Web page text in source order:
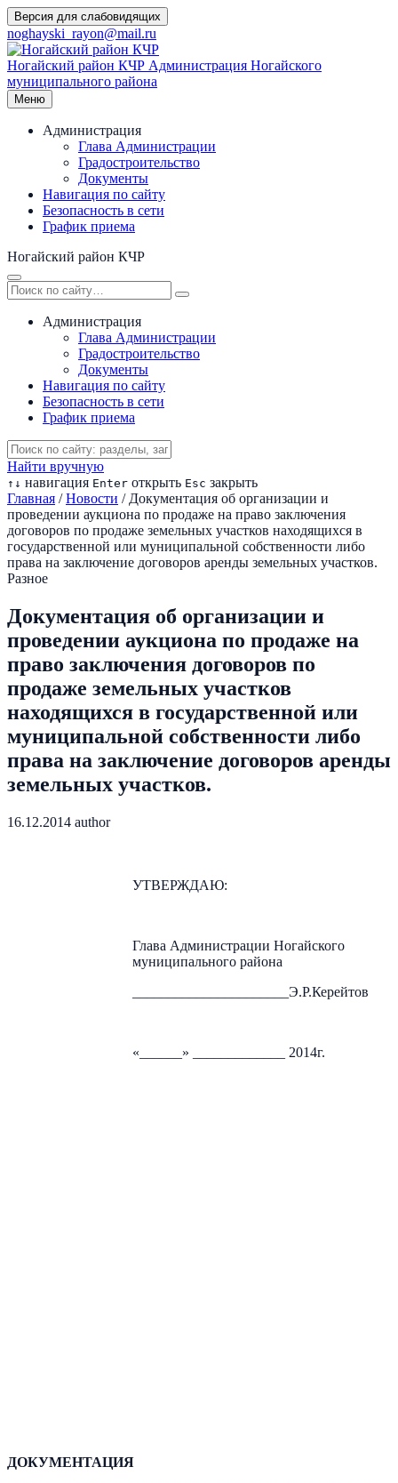
Перейти
к
содержимому
Версия для слабовидящих
noghayski_rayon@mail.ru
Ногайский район КЧР Администрация Ногайского
муниципального района
Меню
Администрация
Глава Администрации
Градостроительство
Документы
Навигация по сайту
Безопасность в сети
График приема
Ногайский район КЧР
Администрация
Глава Администрации
Градостроительство
Документы
Навигация по сайту
Безопасность в сети
График приема
Найти вручную
↑ ↓ навигация Enter открыть Esc закрыть
Главная / Новости / Документация об организации и
проведении аукциона по продаже на право заключения
договоров по продаже земельных участков находящихся в
государственной или муниципальной собственности либо
права на заключение договоров аренды земельных участков.
Разное
Документация об организации и
проведении аукциона по продаже на
право заключения договоров по
продаже земельных участков
находящихся в государственной или
муниципальной собственности либо
права на заключение договоров аренды
земельных участков.
16.12.2014 author
УТВЕРЖДАЮ:
Глава Администрации Ногайского
муниципального района
______________________Э.Р.Керейтов
«______» _____________ 2014г.
ДОКУМЕНТАЦИЯ